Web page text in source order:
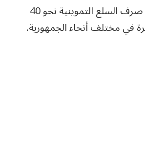
ويبلغ عدد منافذ صرف السلع التموينية نحو 40
في مختلف أنحاء الجمهورية.